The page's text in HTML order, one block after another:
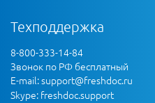
Техподдержка
8-800-333-14-84
Звонок по РФ бесплатный
E-mail:support@freshdoc.ru
Skype: freshdoc.support